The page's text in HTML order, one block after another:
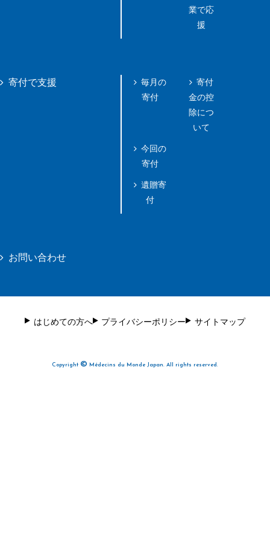
業で応
援
寄付で支援
毎月の
寄付
今回の
寄付
遺贈寄
付
寄付
金の控
除につ
いて
お問い合わせ
はじめての方へ プライバシーポリシー サイトマップ
Copyright © Médecins du Monde Japan. All rights reserved.